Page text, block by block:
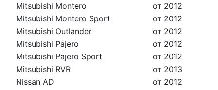
Mitsubishi Montero
от 2012
Mitsubishi Montero Sport
от 2012
Mitsubishi Outlander
от 2012
Mitsubishi Pajero
от 2012
Mitsubishi Pajero Sport
от 2012
Mitsubishi RVR
от 2013
Nissan AD
от 2012